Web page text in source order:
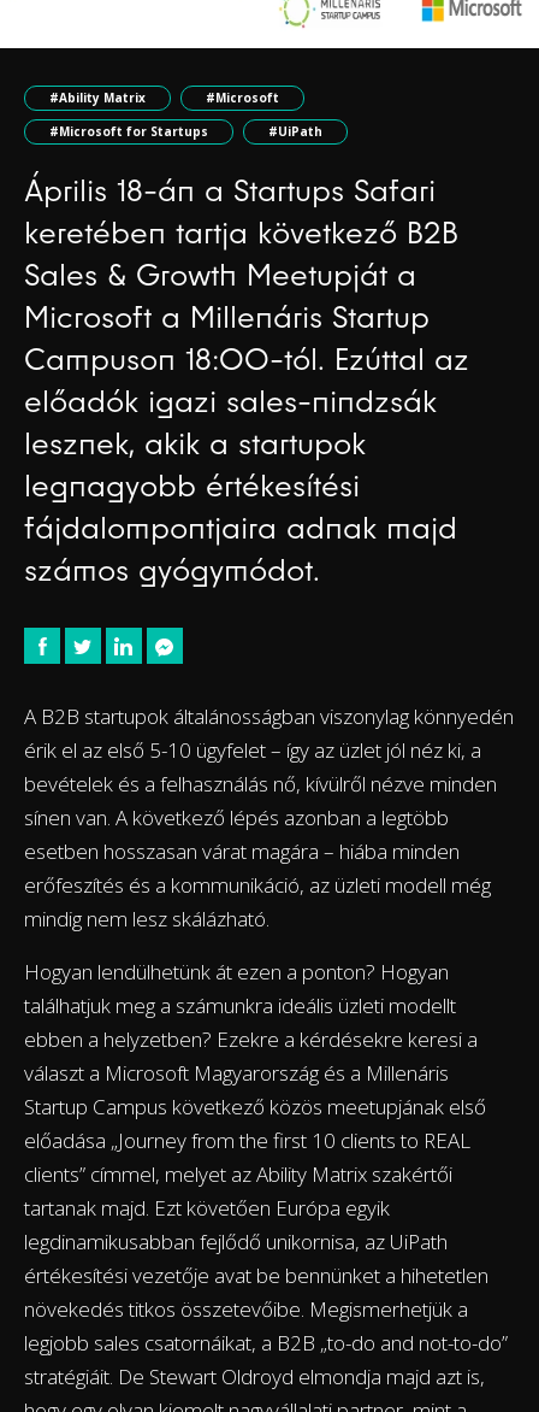
#Ability Matrix
#Microsoft
#Microsoft for Startups
#UiPath
Április 18-án a Startups Safari
keretében tartja következő B2B
Sales & Growth Meetupját a
Microsoft a Millenáris Startup
Campuson 18:00-tól. Ezúttal az
előadók igazi sales-nindzsák
lesznek, akik a startupok
legnagyobb értékesítési
fájdalompontjaira adnak majd
számos gyógymódot.
A B2B startupok általánosságban viszonylag könnyedén
érik el az első 5-10 ügyfelet – így az üzlet jól néz ki, a
bevételek és a felhasználás nő, kívülről nézve minden
sínen van. A következő lépés azonban a legtöbb
esetben hosszasan várat magára – hiába minden
erőfeszítés és a kommunikáció, az üzleti modell még
mindig nem lesz skálázható.
Hogyan lendülhetünk át ezen a ponton? Hogyan
találhatjuk meg a számunkra ideális üzleti modellt
ebben a helyzetben? Ezekre a kérdésekre keresi a
választ a Microsoft Magyarország és a Millenáris
Startup Campus következő közös meetupjának első
előadása „Journey from the first 10 clients to REAL
clients” címmel, melyet az Ability Matrix szakértői
tartanak majd. Ezt követően Európa egyik
legdinamikusabban fejlődő unikornisa, az UiPath
értékesítési vezetője avat be bennünket a hihetetlen
növekedés titkos összetevőibe. Megismerhetjük a
legjobb sales csatornáikat, a B2B „to-do and not-to-do”
stratégiáit. De Stewart Oldroyd elmondja majd azt is,